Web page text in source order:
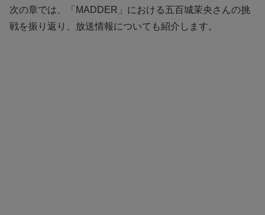
次の章では、「MADDER」における五百城茉央さんの挑
戦を振り返り、放送情報についても紹介します。